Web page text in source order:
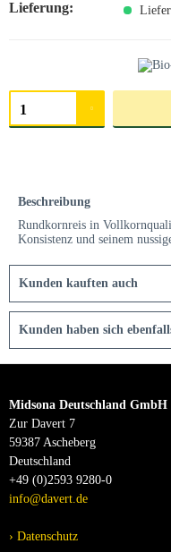
Lieferung:
Menge auswählen
Beschreibung
Rundkornreis in
Konsistenz und seinem
Kunden kauften auch
Kunden haben sich
Midsona Deutschland GmbH
Zur Davert 7
59387 Ascheberg
Deutschland
+49 (0)2593 9280-0
info@davert.de
Datenschutz